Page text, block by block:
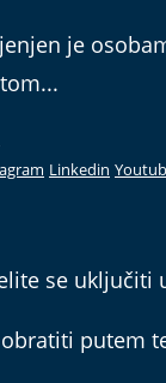
je
Linkedin
se uključiti
putem